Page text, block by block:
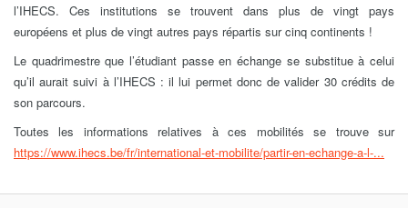
l’IHECS. Ces institutions se trouvent dans plus de vingt pays
européens et plus de vingt autres pays répartis sur cinq continents !
Le quadrimestre que l’étudiant passe en échange se substitue à celui
qu’il aurait suivi à l’IHECS : il lui permet donc de valider 30 crédits de
son parcours.
Toutes les informations relatives à ces mobilités se trouve sur
https://www.ihecs.be/fr/international-et-mobilite/partir-en-echange-a-l-...